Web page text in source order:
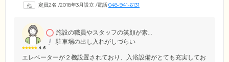
もに笑い合ったり、感動の涙を流したりしながら、共同生活を営んでい
定員2名 /2018年3月設立 /電話048-941-6131
4.6
施設の職員やスタッフの笑顔が素...
駐車場の出し入れがしづらい
エレベーターが２機設置されており、入浴設備がとても充実してお